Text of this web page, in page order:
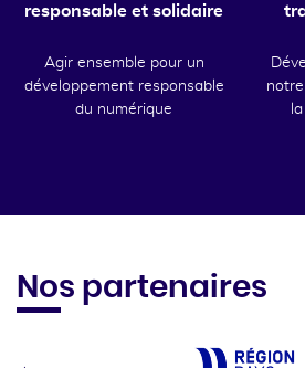
responsable et solidaire
Agir ensemble pour un
développement responsable
du numérique
Nos partenaires